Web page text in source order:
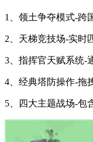
1、领土争夺模式-跨
2、天梯竞技场-实时
3、指挥官天赋系统-
4、经典塔防操作-拖
5、四大主题战场-包